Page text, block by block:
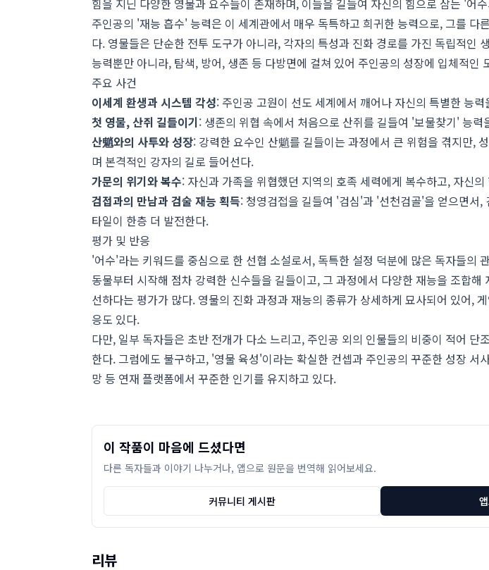
힘을 지닌 다양한 영물과 요수들이 존재하며, 이들을 길들여 자신의 힘으로 삼는 '어
주인공의 '재능 흡수' 능력은 이 세계관에서 매우 독특하고 희귀한 능력으로, 그를 다
다. 영물들은 단순한 전투 도구가 아니라, 각자의 특성과 진화 경로를 가진 독립적인
능력뿐만 아니라, 탐색, 방어, 생존 등 다방면에 걸쳐 있어 주인공의 성장에 입체적인
주요 사건
이세계 환생과 시스템 각성: 주인공 고원이 선도 세계에서 깨어나 자신의 특별한 능
첫 영물, 산쥐 길들이기: 생존의 위협 속에서 처음으로 산쥐를 길들여 '보물찾기' 능력
산魈와의 사투와 성장: 강력한 요수인 산魈를 길들이는 과정에서 큰 위험을 겪지만,
며 본격적인 강자의 길로 들어선다.
가문의 위기와 복수: 자신과 가족을 위협했던 지역의 호족 세력에게 복수하고, 자신
검접과의 만남과 검술 재능 획득: 청영검접을 길들여 '검심'과 '선천검골'을 얻으면서,
타일이 한층 더 발전한다.
평가 및 반응
'어수'라는 키워드를 중심으로 한 선협 소설로서, 독특한 설정 덕분에 많은 독자들의
동물부터 시작해 점차 강력한 신수들을 길들이고, 그 과정에서 다양한 재능을 조합해
선하다는 평가가 많다. 영물의 진화 과정과 재능의 종류가 상세하게 묘사되어 있어,
응도 있다.
다만, 일부 독자들은 초반 전개가 다소 느리고, 주인공 외의 인물들의 비중이 적어 단
한다. 그럼에도 불구하고, '영물 육성'이라는 확실한 컨셉과 주인공의 꾸준한 성장 서
망 등 연재 플랫폼에서 꾸준한 인기를 유지하고 있다.
이 작품이 마음에 드셨다면
다른 독자들과 이야기 나누거나, 앱으로 원문을 번역해 읽어보세요.
커뮤니티 게시판
리뷰